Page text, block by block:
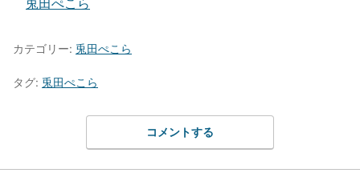
カテゴリー: 兎田ぺこら
タグ: 兎田ぺこら
コメントする